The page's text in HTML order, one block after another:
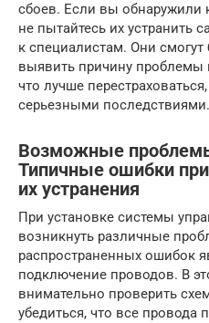
сбоев. Если вы обнаружили
не пытайтесь их устранить
к специалистам. Они
выявить причину проблемы
что лучше
серьезными последствиями.
Возможные
Типичные ошибки
их устранения
При установке системы
возникнуть различные
распространенных ошибок
подключение проводов. В
внимательно проверить
убедиться, что все